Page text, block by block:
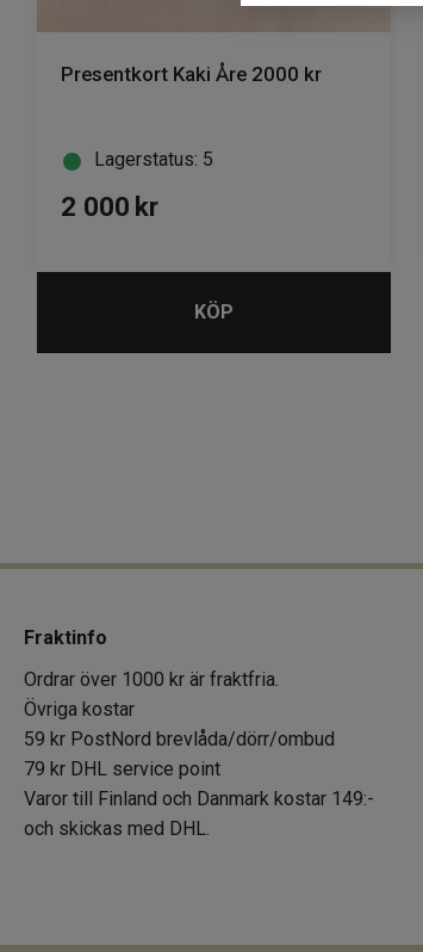
Presentkort Kaki Åre 2000 kr
Lagerstatus: 5
2 000 kr
KÖP
Fraktinfo
Ordrar över 1000 kr är fraktfria.
Övriga kostar
59 kr PostNord brevlåda/dörr/ombud
79 kr DHL service point
Varor till Finland och Danmark kostar 149:-
och skickas med DHL.